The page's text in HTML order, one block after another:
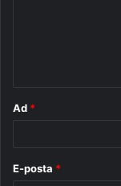
Ad *
E-posta *